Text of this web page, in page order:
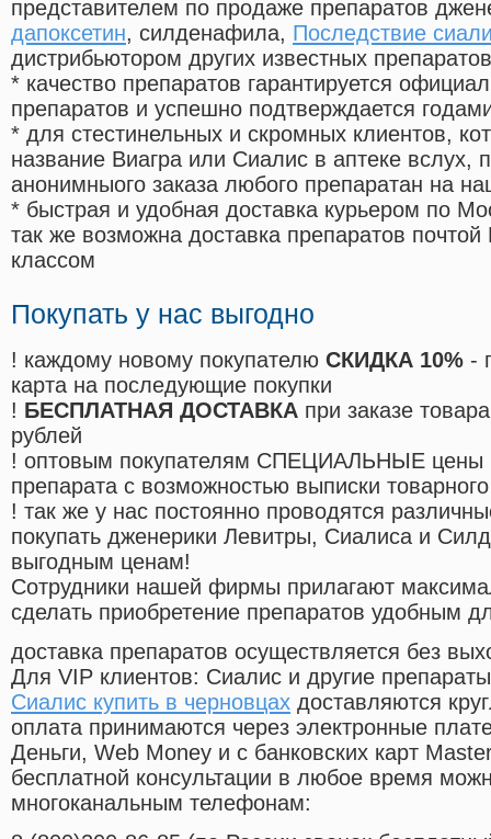
представителем по продаже препаратов
дапоксетин, силденафила, Последствие
дистрибьютором других известных препаратов
* качество препаратов гарантируется
препаратов и успешно подтверждается
* для стестинельных и скромных клиентов,
название Виагра или Сиалис в аптеке вслух,
анонимныого заказа любого препаратан на
* быстрая и удобная доставка курьером по
так же возможна доставка препаратов
классом
Покупать у нас выгодно
! каждому новому покупателю СКИДКА 10% -
карта на последующие покупки
! БЕСПЛАТНАЯ ДОСТАВКА при заказе
рублей
! оптовым покупателям СПЕЦИАЛЬНЫЕ цены
препарата с возможностью выписки
! так же у нас постоянно проводятся
покупать дженерики Левитры, Сиалиса и
выгодным ценам!
Cотрудники нашей фирмы прилагают
сделать приобретение препаратов удобным
доставка препаратов осуществляется без
Для VIP клиентов: Сиалис и другие
Сиалис купить в черновцах доставляются
оплата принимаются через электронные
Деньги, Web Money и с банковских карт
бесплатной консультации в любое время
многоканальным телефонам: